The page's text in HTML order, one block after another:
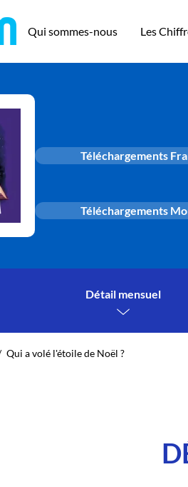
Qui sommes-nous Les
Téléchargements
Téléchargements
Détail mensuel
Qui a volé l'étoile de Noël ?